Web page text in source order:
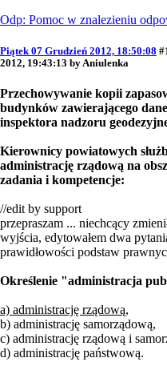
Odp: Pomoc w znalezieniu
Piątek 07 Grudzień 2012, 18:50:08
2012, 19:43:13 by Aniulenka
Przechowywanie kopii
budynków zawierającego
inspektora nadzoru
Kierownicy powiatowych
administrację rządową na
zadania i kompetencje:
//edit by support
przepraszam ... niechcący
wyjścia, edytowałem dwa
prawidłowości podstaw
Określenie "administracja
a) administrację rządową,
b) administrację samorządową,
c) administrację rządową i
d) administrację państwową.